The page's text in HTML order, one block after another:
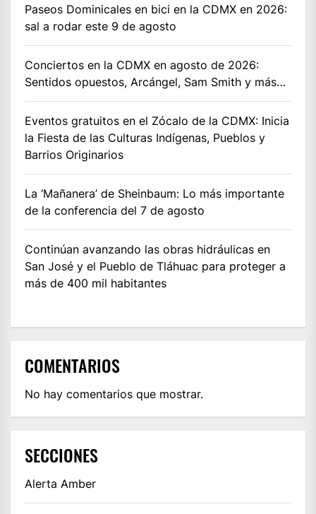
Paseos Dominicales en bici en la CDMX en 2026:
sal a rodar este 9 de agosto
Conciertos en la CDMX en agosto de 2026:
Sentidos opuestos, Arcángel, Sam Smith y más…
Eventos gratuitos en el Zócalo de la CDMX: Inicia
la Fiesta de las Culturas Indígenas, Pueblos y
Barrios Originarios
La ‘Mañanera’ de Sheinbaum: Lo más importante
de la conferencia del 7 de agosto
Continúan avanzando las obras hidráulicas en
San José y el Pueblo de Tláhuac para proteger a
más de 400 mil habitantes
COMENTARIOS
No hay comentarios que mostrar.
SECCIONES
Alerta Amber